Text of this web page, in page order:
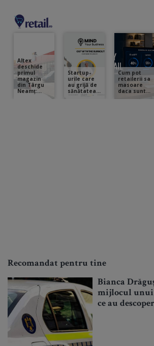
Recomandat pentru tine
Bianca
mijlocul unui
ce au